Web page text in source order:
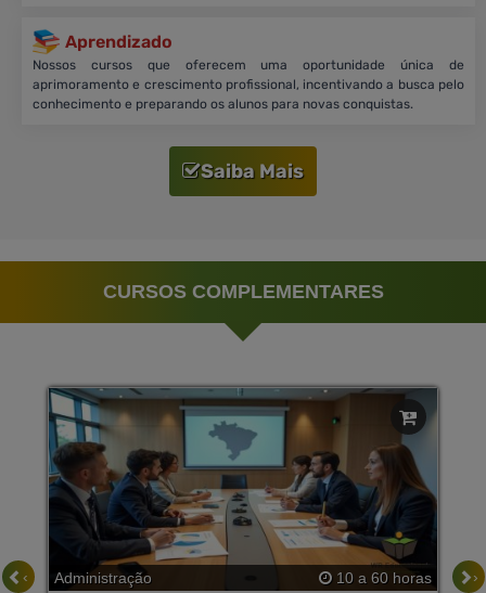
Aprendizado
Nossos cursos que oferecem uma oportunidade única de
aprimoramento e crescimento profissional, incentivando a busca pelo
conhecimento e preparando os alunos para novas conquistas.
Saiba Mais
CURSOS COMPLEMENTARES
Administração 10 a 60 horas
‹ ›